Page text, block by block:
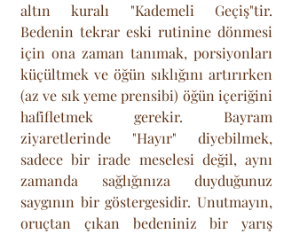
altın kuralı "Kademeli Geçiş"tir.
Bedenin tekrar eski rutinine dönmesi
için ona zaman tanımak, porsiyonları
küçültmek ve öğün sıklığını artırırken
(az ve sık yeme prensibi) öğün içeriğini
hafifletmek gerekir. Bayram
ziyaretlerinde "Hayır" diyebilmek,
sadece bir irade meselesi değil, aynı
zamanda sağlığınıza duyduğunuz
saygının bir göstergesidir. Unutmayın,
oruçtan çıkan bedeniniz bir yarış